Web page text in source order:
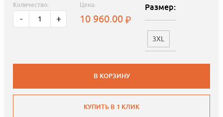
Количество:
- +
Цена:
10 960.00
Размер:
3XL
В КОРЗИНУ
КУПИТЬ В 1 КЛИК